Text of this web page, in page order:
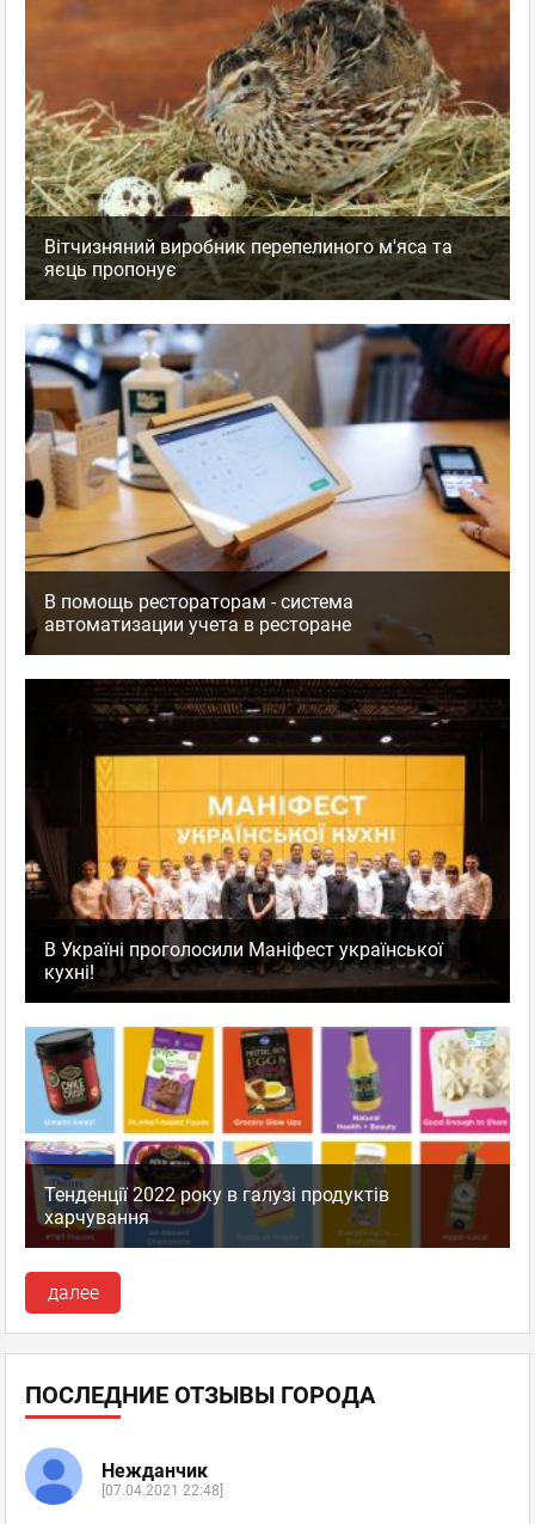
Вітчизняний виробник перепелиного м'яса та
яєць пропонує
В помощь рестораторам - система
автоматизации учета в ресторане
В Україні проголосили Маніфест української
кухні!
Тенденції 2022 року в галузі продуктів
харчування
далее
ПОСЛЕДНИЕ ОТЗЫВЫ ГОРОДА
Нежданчик
[07.04.2021 22:48]